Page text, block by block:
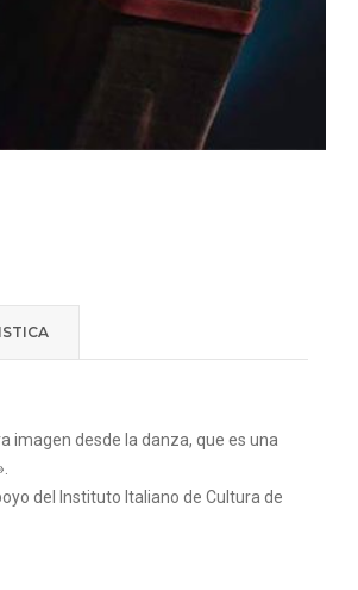
imagen desde la danza, que es una
del Instituto Italiano de Cultura de